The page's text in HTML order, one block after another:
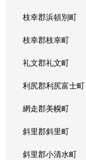
枝幸郡浜頓別町
枝幸郡枝幸町
礼文郡礼文町
利尻郡利尻富士町
網走郡美幌町
斜里郡斜里町
斜里郡小清水町